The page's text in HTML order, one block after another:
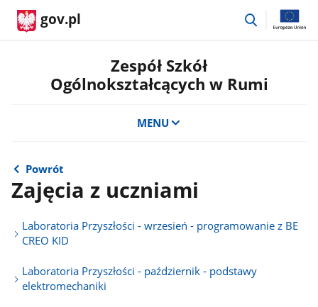
gov.pl
przejdź
Zespół Szkół
Ogólnokształcących w Rumi
MENU
Powrót
Zajęcia z uczniami
Laboratoria Przyszłości - wrzesień - programowanie z BE
CREO KID
Laboratoria Przyszłości - październik - podstawy
elektromechaniki